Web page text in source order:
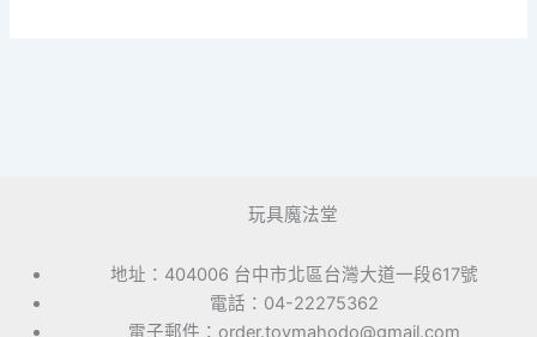
玩具魔法堂
地址：404006 台中市北區台灣大道一段617號
電話：04-22275362
電子郵件：order.toymahodo@gmail.com